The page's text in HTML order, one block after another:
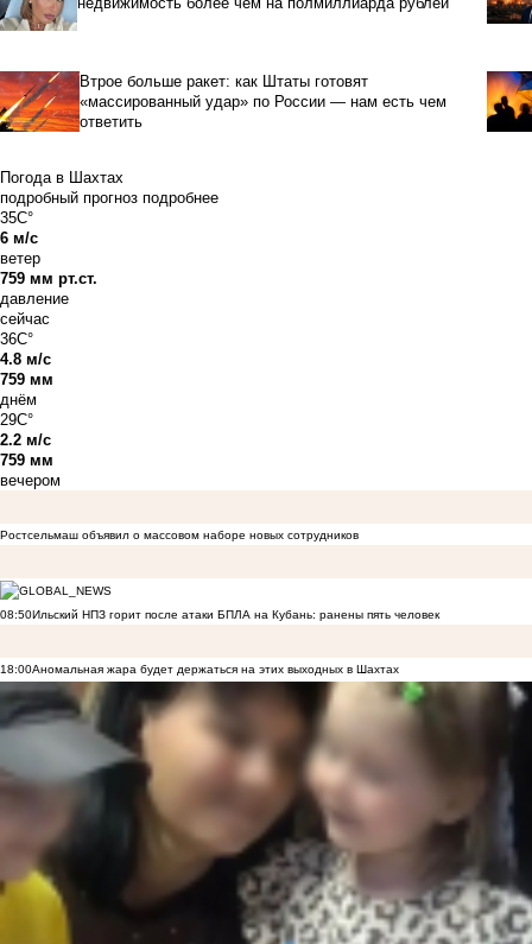
Втрое больше ракет: как Штаты готовят
«массированный удар» по России — нам есть чем
ответить
Погода в Шахтах
подробный прогноз подробнее
35C°
6 м/с
ветер
759 мм рт.ст.
давление
сейчас
36C°
4.8 м/с
759 мм
днём
29C°
2.2 м/с
759 мм
вечером
Ростсельмаш объявил о массовом наборе новых сотрудников
08:50Ильский НПЗ горит после атаки БПЛА на Кубань: ранены пять человек
18:00Аномальная жара будет держаться на этих выходных в Шахтах